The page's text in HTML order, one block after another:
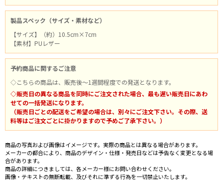
製品スペック（サイズ・素材など）
【サイズ】（約）10.5cm×7cm
【素材】PUレザー
予約商品に関するご注意
◇こちらの商品は、販売後～1週間程度での発送となります。
◇販売日の異なる商品を同時にご注文された場合、最も遅い販売日にあわ
せての一括発送になります。
（販売日ごとの配送をご希望の場合は、別々にご注文下さい。その際、送
料等はご注文ごとに掛かりますので予めご了承下さい。）
商品の写真および画像はイメージです。実際の商品とは異なる場合があります。
メーカーの都合により、商品のデザイン・仕様・発売日などは予告なく変更となる場
合があります。
商品の詳細につきましては、各メーカー様にお問い合わせください。
画像・テキストの無断転載、及びそれに準ずる行為を一切禁止いたします。